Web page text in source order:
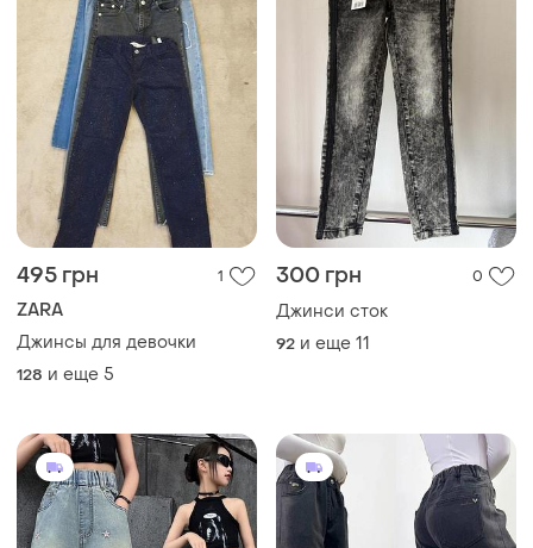
495 грн 1
ZARA
Джинсы для девочки
128 и еще 5
300 грн 0
Джинси сток
92 и еще 11